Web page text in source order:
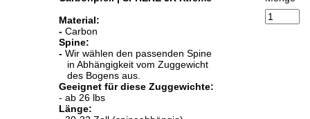
Material:
- Carbon
Spine:
- Wir wählen den passenden Spine
in Abhängigkeit vom Zuggewicht
des Bogens aus.
Geeignet für diese Zuggewichte:
- ab 26 lbs
Länge: